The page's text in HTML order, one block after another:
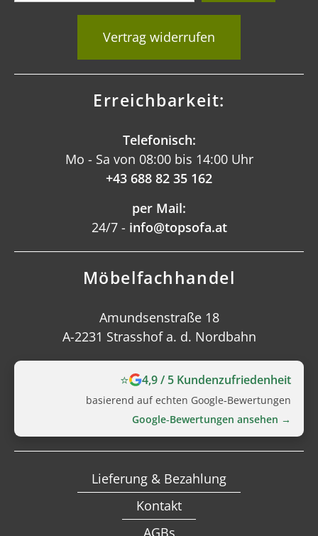
Vertrag widerrufen
Erreichbarkeit:
Telefonisch:
Mo - Sa von 08:00 bis 14:00 Uhr
+43 688 82 35 162
per Mail:
24/7 - info@topsofa.at
Möbelfachhandel
Amundsenstraße 18
A-2231 Strasshof a. d. Nordbahn
⭐ 4,9 / 5 Kundenzufriedenheit
basierend auf echten Google‑Bewertungen
Google‑Bewertungen ansehen →
Lieferung & Bezahlung
Kontakt
AGBs